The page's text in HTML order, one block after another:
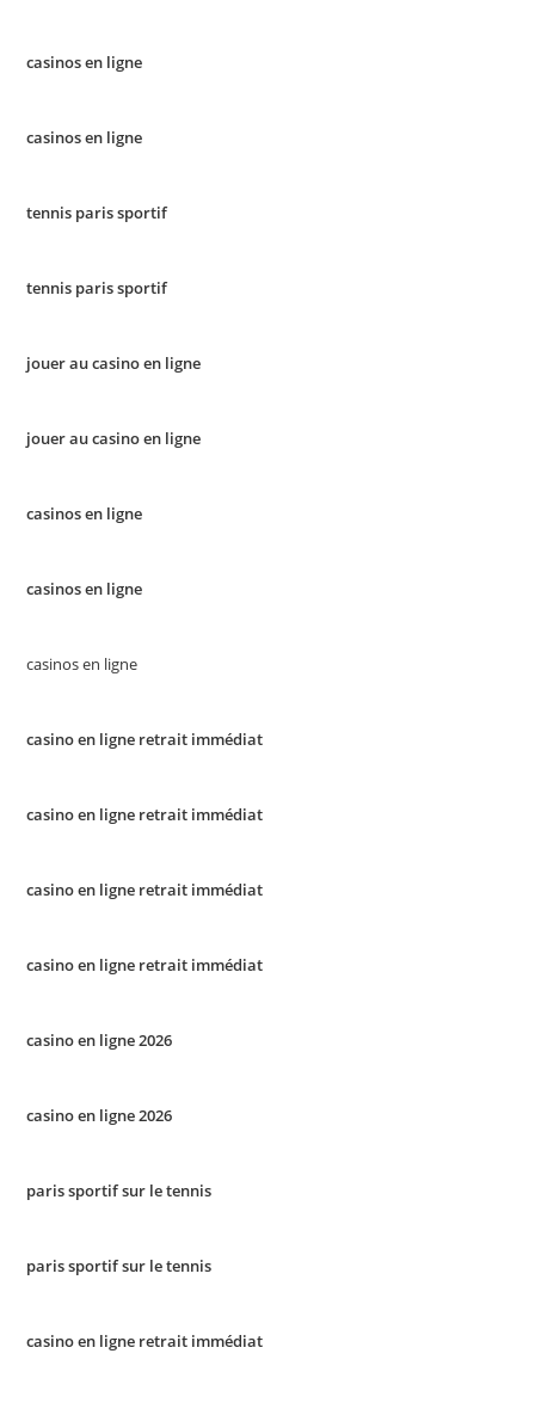
casinos en ligne
casinos en ligne
tennis paris sportif
tennis paris sportif
jouer au casino en ligne
jouer au casino en ligne
casinos en ligne
casinos en ligne
casinos en ligne
casino en ligne retrait immédiat
casino en ligne retrait immédiat
casino en ligne retrait immédiat
casino en ligne retrait immédiat
casino en ligne 2026
casino en ligne 2026
paris sportif sur le tennis
paris sportif sur le tennis
casino en ligne retrait immédiat